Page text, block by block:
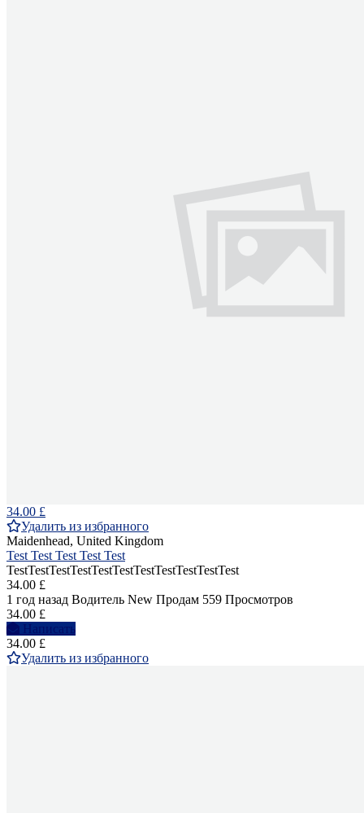
34.00 £
Удалить из избранного
Maidenhead, United Kingdom
Test Test Test Test Test
TestTestTestTestTestTestTestTestTestTestTest
34.00 £
1 год назад Водитель New Продам 559 Просмотров
34.00 £
Написать
34.00 £
Удалить из избранного